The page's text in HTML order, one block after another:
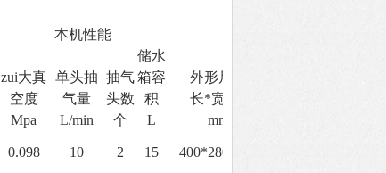
本机性能
外形尺寸
长*宽*高
mm
zui大真
空度
单头抽
气量
抽气
头数
储水
箱容
积
Mpa L/min 个 L
0.098 10 2 15 400*280*420